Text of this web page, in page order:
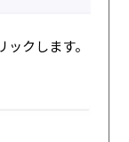
クします。